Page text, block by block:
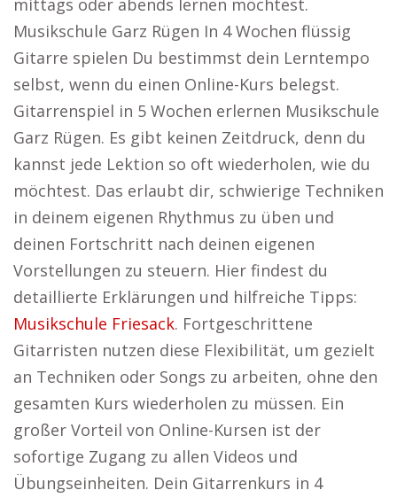
mittags oder abends lernen möchtest.
Musikschule Garz Rügen In 4 Wochen flüssig
Gitarre spielen Du bestimmst dein Lerntempo
selbst, wenn du einen Online-Kurs belegst.
Gitarrenspiel in 5 Wochen erlernen Musikschule
Garz Rügen. Es gibt keinen Zeitdruck, denn du
kannst jede Lektion so oft wiederholen, wie du
möchtest. Das erlaubt dir, schwierige Techniken
in deinem eigenen Rhythmus zu üben und
deinen Fortschritt nach deinen eigenen
Vorstellungen zu steuern. Hier findest du
detaillierte Erklärungen und hilfreiche Tipps:
Musikschule Friesack. Fortgeschrittene
Gitarristen nutzen diese Flexibilität, um gezielt
an Techniken oder Songs zu arbeiten, ohne den
gesamten Kurs wiederholen zu müssen. Ein
großer Vorteil von Online-Kursen ist der
sofortige Zugang zu allen Videos und
Übungseinheiten. Dein Gitarrenkurs in 4